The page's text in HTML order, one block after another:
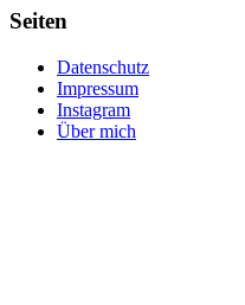
Seiten
Datenschutz
Impressum
Instagram
Über mich